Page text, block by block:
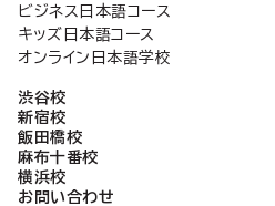
ビジネス日本語コース
キッズ日本語コース
オンライン日本語学校
渋谷校
新宿校
飯田橋校
麻布十番校
横浜校
お問い合わせ